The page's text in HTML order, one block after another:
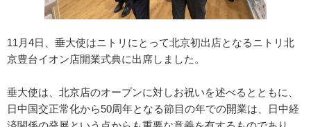
11月4日、垂大使はニトリにとって北京初出店となるニトリ北
京豊台イオン店開業式典に出席しました。
垂大使は、北京店のオープンに対しお祝いを述べるとともに、
日中国交正常化から50周年となる節目の年での開業は、日中経